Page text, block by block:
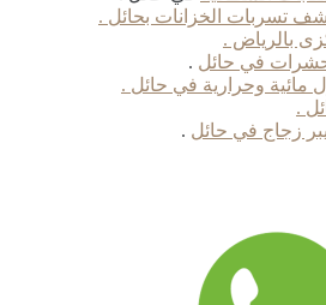
تسربات الخزانات بحائل .
بالرياض .
في حائل .
مائية وحرارية في حائل .
.
زجاج في حائل .